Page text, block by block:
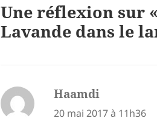
Une réflexion sur
Lavande dans le
Haamdi
20 mai 2017 à 11h36